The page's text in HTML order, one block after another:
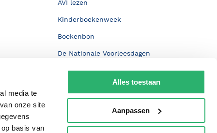
media te
onze site
basis van
Alles toestaan
Aanpassen
AVI lezen
Kinderboekenweek
Boekenbon
De Nationale Voorleesdagen
Boekenweek
Wet op de Vaste Boekenprijs